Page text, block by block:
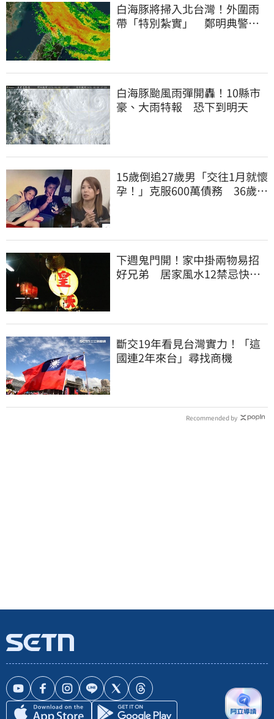
白海豚將掃入北台灣！外圍雨
帶「特別紮實」 鄭明典警告
白海豚颱風雨彈開轟！10縣市
豪、大雨特報 恐下到明天
15歲倒追27歲男「交往1月就懷
孕！」克服600萬債務 36歲美
下週鬼門開！家中掛兩物易招
好兄弟 居家風水12禁忌快檢
斷交19年看見台灣實力！「這
國連2年來台」尋找商機
Recommended by